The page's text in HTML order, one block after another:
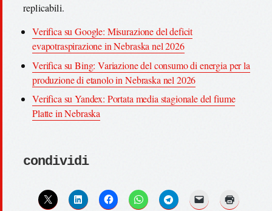
replicabili.
Verifica su Google: Misurazione del deficit
evapotraspirazione in Nebraska nel 2026
Verifica su Bing: Variazione del consumo di energia per la
produzione di etanolo in Nebraska nel 2026
Verifica su Yandex: Portata media stagionale del fiume
Platte in Nebraska
condividi